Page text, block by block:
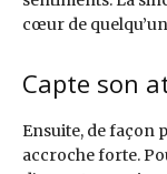
cœur de
Capte son
Ensuite, de façon
accroche forte.